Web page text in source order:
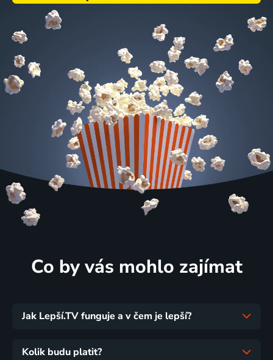
Co by vás mohlo zajímat
Jak Lepší.TV funguje a v čem je lepší?
Kolik budu platit?